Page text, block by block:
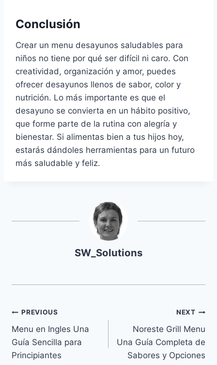
Conclusión
Crear un menu desayunos saludables para
niños no tiene por qué ser difícil ni caro. Con
creatividad, organización y amor, puedes
ofrecer desayunos llenos de sabor, color y
nutrición. Lo más importante es que el
desayuno se convierta en un hábito positivo,
que forme parte de la rutina con alegría y
bienestar. Si alimentas bien a tus hijos hoy,
estarás dándoles herramientas para un futuro
más saludable y feliz.
SW_Solutions
Navegación
de
entradas
PREVIOUS
Menu en Ingles Una
Guía Sencilla para
Principiantes
NEXT
Noreste Grill Menu
Una Guía Completa de
Sabores y Opciones